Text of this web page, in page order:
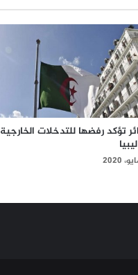
تؤكد رفضها للتدخلات الخارجية